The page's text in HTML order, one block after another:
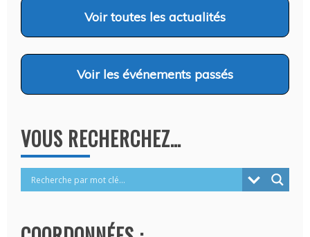
Voirtoutes les actualités
Voir les événements passés
VOUS RECHERCHEZ…